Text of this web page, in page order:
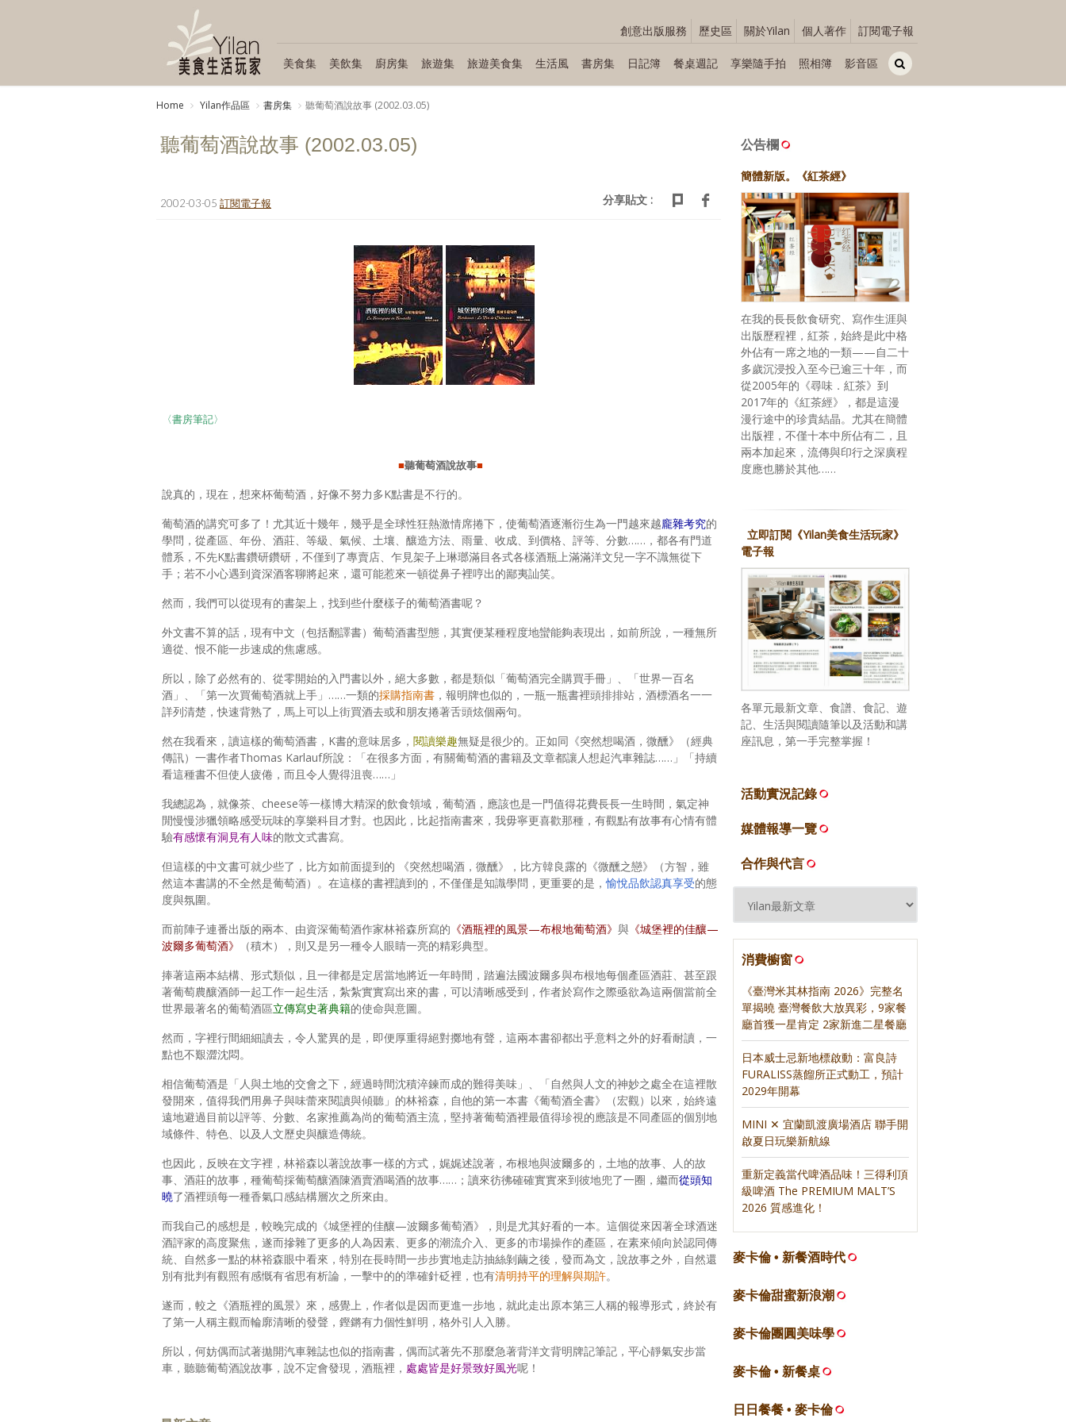
創意出版服務 歷史區 關於Yilan 個人著作 訂閱電子報
美食集 美飲集 廚房集 旅遊集 旅遊美食集 生活風 書房集 日記簿 餐桌週記 享樂隨手拍 照相簿 影音區
Home Yilan作品區 書房集 聽葡萄酒說故事 (2002.03.05)
聽葡萄酒說故事 (2002.03.05)
2002-03-05 訂閱電子報 分享貼文 :
〈書房筆記〉
■聽葡萄酒說故事■
說真的，現在，想來杯葡萄酒，好像不努力多K點書是不行的。
葡萄酒的講究可多了！尤其近十幾年，幾乎是全球性狂熱激情席捲下，使葡萄酒逐漸衍生為一門越來越龐雜考究的
學問，從產區、年份、酒莊、等級、氣候、土壤、釀造方法、雨量、收成、到價格、評等、分數……，都各有門道
體系，不先K點書鑽研鑽研，不僅到了專賣店、乍見架子上琳瑯滿目各式各樣酒瓶上滿滿洋文兒一字不識無從下
手；若不小心遇到資深酒客聊將起來，還可能惹來一頓從鼻子裡哼出的鄙夷訕笑。
然而，我們可以從現有的書架上，找到些什麼樣子的葡萄酒書呢？
外文書不算的話，現有中文（包括翻譯書）葡萄酒書型態，其實便某種程度地蠻能夠表現出，如前所說，一種無所
適從、恨不能一步速成的焦慮感。
所以，除了必然有的、從零開始的入門書以外，絕大多數，都是類似「葡萄酒完全購買手冊」、「世界一百名
酒」、「第一次買葡萄酒就上手」……一類的採購指南書 ，報明牌也似的，一瓶一瓶書裡頭排排站，酒標酒名一一
詳列清楚，快速背熟了，馬上可以上街買酒去或和朋友捲著舌頭炫個兩句。
然在我看來，讀這樣的葡萄酒書，K書的意味居多， 閱讀樂趣無疑是很少的。正如同《突然想喝酒，微醺》（經典
傳訊）一書作者Thomas Karlauf所說：「在很多方面，有關葡萄酒的書籍及文章都讓人想起汽車雜誌……」「持續
看這種書不但使人疲倦，而且令人覺得沮喪……」
我總認為，就像茶、cheese等一樣博大精深的飲食領域，葡萄酒，應該也是一門值得花費長長一生時間，氣定神
閒慢慢涉獵領略感受玩味的享樂科目才對。也因此，比起指南書來，我毋寧更喜歡那種，有觀點有故事有心情有體
驗有感懷有洞見有人味的散文式書寫。
但這樣的中文書可就少些了，比方如前面提到的 《突然想喝酒，微醺》，比方韓良露的《微醺之戀》（方智，雖
然這本書講的不全然是葡萄酒）。在這樣的書裡讀到的，不僅僅是知識學問，更重要的是，愉悅品飲認真享受的態
度與氛圍。
而前陣子連番出版的兩本、由資深葡萄酒作家林裕森所寫的 《酒瓶裡的風景—布根地葡萄酒》 與 《城堡裡的佳釀—
波爾多葡萄酒》
（積木），則又是另一種令人眼睛一亮的精彩典型。
捧著這兩本結構、形式類似，且一律都是定居當地將近一年時間，踏遍法國波爾多與布根地每個產區酒莊、甚至跟
著葡萄農釀酒師一起工作一起生活，紮紮實實寫出來的書，可以清晰感受到，作者於寫作之際亟欲為這兩個當前全
世界最著名的葡萄酒區立傳寫史著典籍的使命與意圖。
然而，字裡行間細細讀去，令人驚異的是，即便厚重得絕對擲地有聲，這兩本書卻都出乎意料之外的好看耐讀，一
點也不艱澀沈悶。
相信葡萄酒是「人與土地的交會之下，經過時間沈積淬鍊而成的難得美味」、「自然與人文的神妙之處全在這裡散
發開來，值得我們用鼻子與味蕾來閱讀與傾聽」的林裕森，自他的第一本書《葡萄酒全書》（宏觀）以來，始終遠
遠地避過目前以評等、分數、名家推薦為尚的葡萄酒主流，堅持著葡萄酒裡最值得珍視的應該是不同產區的個別地
域條件、特色、以及人文歷史與釀造傳統。
也因此，反映在文字裡，林裕森以著說故事一樣的方式，娓娓述說著，布根地與波爾多的，土地的故事、人的故
事、酒莊的故事，種葡萄採葡萄釀酒陳酒賣酒喝酒的故事……；讀來彷彿確確實實來到彼地兜了一圈，繼而從頭知
曉了酒裡頭每一種香氣口感結構層次之所來由。
而我自己的感想是，較晚完成的《城堡裡的佳釀—波爾多葡萄酒》，則是尤其好看的一本。這個從來因著全球酒迷
酒評家的高度聚焦，遂而摻雜了更多的人為因素、更多的潮流介入、更多的市場操作的產區，在素來傾向於認同傳
統、自然多一點的林裕森眼中看來，特別在長時間一步步實地走訪抽絲剝繭之後，發而為文，說故事之外，自然還
別有批判有觀照有感慨有省思有析論，一擊中的的準確針砭裡，也有清明持平的理解與期許。
遂而，較之《酒瓶裡的風景》來，感覺上，作者似是因而更進一步地，就此走出原本第三人稱的報導形式，終於有
了第一人稱主觀而輪廓清晰的發聲，鏗鏘有力個性鮮明，格外引人入勝。
所以，何妨偶而試著拋開汽車雜誌也似的指南書，偶而試著先不那麼急著背洋文背明牌記筆記，平心靜氣安步當
車，聽聽葡萄酒說故事，說不定會發現，酒瓶裡， 處處皆是好景致好風光呢！
公告欄
簡體新版。《紅茶經》
在我的長長飲食研究、寫作生涯與
出版歷程裡，紅茶，始終是此中格
外佔有一席之地的一類——自二十
多歲沉浸投入至今已逾三十年，而
從2005年的《尋味．紅茶》到
2017年的《紅茶經》，都是這漫
漫行途中的珍貴結晶。尤其在簡體
出版裡，不僅十本中所佔有二，且
兩本加起來，流傳與印行之深廣程
度應也勝於其他……
立即訂閱《Yilan美食生活玩家》
電子報
各單元最新文章、食譜、食記、遊
記、生活與閱讀隨筆以及活動和講
座訊息，第一手完整掌握！
活動實況記錄
媒體報導一覽
合作與代言
消費櫥窗
《臺灣米其林指南 2026》完整名
單揭曉 臺灣餐飲大放異彩，9家餐
廳首獲一星肯定 2家新進二星餐廳
日本威士忌新地標啟動：富良詩
FURALISS蒸餾所正式動工，預計
2029年開幕
MINI ✕ 宜蘭凱渡廣場酒店 聯手開
啟夏日玩樂新航線
重新定義當代啤酒品味！三得利頂
級啤酒 The PREMIUM MALT’S
2026 質感進化！
麥卡倫 • 新餐酒時代
麥卡倫甜蜜新浪潮
麥卡倫團圓美味學
麥卡倫 • 新餐桌
日日餐餐 • 麥卡倫